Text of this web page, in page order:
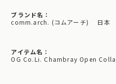
ブランド名：
comm.arch. (コムアーチ) 日本
アイテム名：
OG Co.Li. Chambray Open